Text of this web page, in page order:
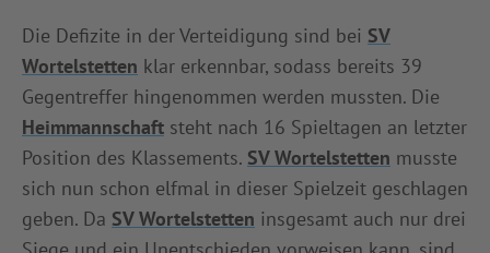
Die Defizite in der Verteidigung sind bei SV
Wortelstetten klar erkennbar, sodass bereits 39
Gegentreffer hingenommen werden mussten. Die
Heimmannschaft steht nach 16 Spieltagen an letzter
Position des Klassements. SV Wortelstetten musste
sich nun schon elfmal in dieser Spielzeit geschlagen
geben. Da SV Wortelstetten insgesamt auch nur drei